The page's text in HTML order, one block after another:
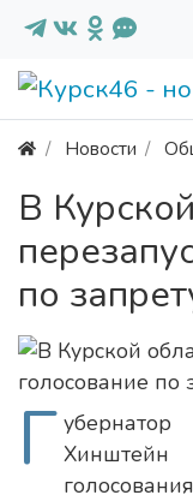
Новости
В
по
Г